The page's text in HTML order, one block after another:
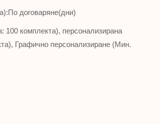
договаряне(дни)
100 комплекта), персонализирана
Графично персонализиране (Мин.